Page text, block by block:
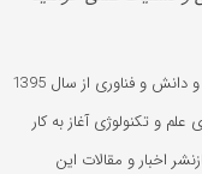
ترندز تک، سیستم جامع بروزترین اخبار و مقالات علم و دانش و فناوری از سال 1395
و تکنولوژی آغاز به کار
اخبار و مقالات این